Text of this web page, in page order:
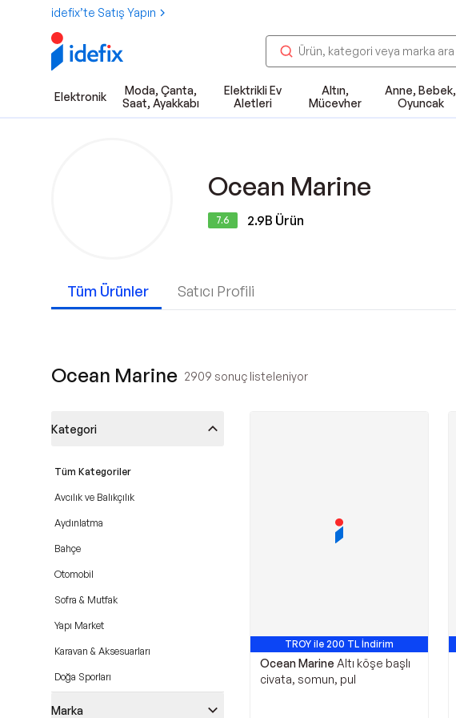
idefix’te Satış Yapın
Elektronik
Moda, Çanta,
Saat, Ayakkabı
Elektrikli Ev
Aletleri
Altın,
Mücevher
Anne, Bebek,
Oyuncak
Ocean Marine
7.6 2.9B Ürün
Tüm Ürünler Satıcı Profili
Ocean Marine 2909 sonuç listeleniyor
Kategori
Tüm Kategoriler
Avcılık ve Balıkçılık
Aydınlatma
Bahçe
Otomobil
Sofra & Mutfak
Yapı Market
Karavan & Aksesuarları
Doğa Sporları
Marka
TROY ile 200 TL İndirim
Ocean Marine Altı köşe başlı
civata, somun, pul